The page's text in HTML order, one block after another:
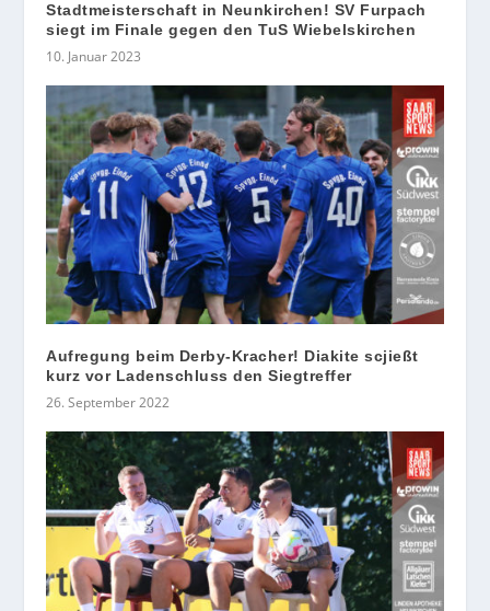
Stadtmeisterschaft in Neunkirchen! SV Furpach
siegt im Finale gegen den TuS Wiebelskirchen
10. Januar 2023
Aufregung beim Derby-Kracher! Diakite scjießt
kurz vor Ladenschluss den Siegtreffer
26. September 2022